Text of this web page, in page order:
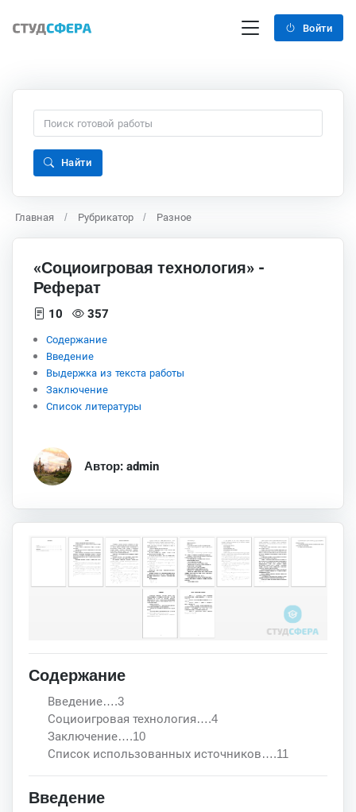
Войти
Найти
Главная Рубрикатор Разное
«Социоигровая технология» -
Реферат
10 357
Содержание
Введение
Выдержка из текста работы
Заключение
Список литературы
Автор: admin
Содержание
Введение….3
Социоигровая технология….4
Заключение….10
Список использованных источников….11
Введение